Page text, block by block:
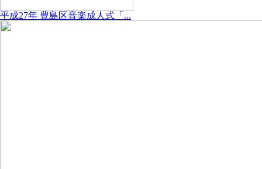
平成27年 豊島区音楽成人式「...